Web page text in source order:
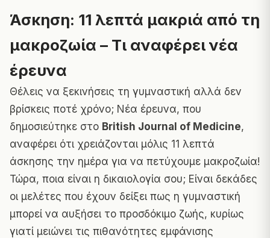
Άσκηση: 11 λεπτά μακριά από τη
μακροζωία – Τι αναφέρει νέα
έρευνα
Θέλεις να ξεκινήσεις τη γυμναστική αλλά δεν
βρίσκεις ποτέ χρόνο; Νέα έρευνα, που
δημοσιεύτηκε στο British Journal of Medicine,
αναφέρει ότι χρειάζονται μόλις 11 λεπτά
άσκησης την ημέρα για να πετύχουμε μακροζωία!
Τώρα, ποια είναι η δικαιολογία σου; Είναι δεκάδες
οι μελέτες που έχουν δείξει πως η γυμναστική
μπορεί να αυξήσει το προσδόκιμο ζωής, κυρίως
γιατί μειώνει τις πιθανότητες εμφάνισης